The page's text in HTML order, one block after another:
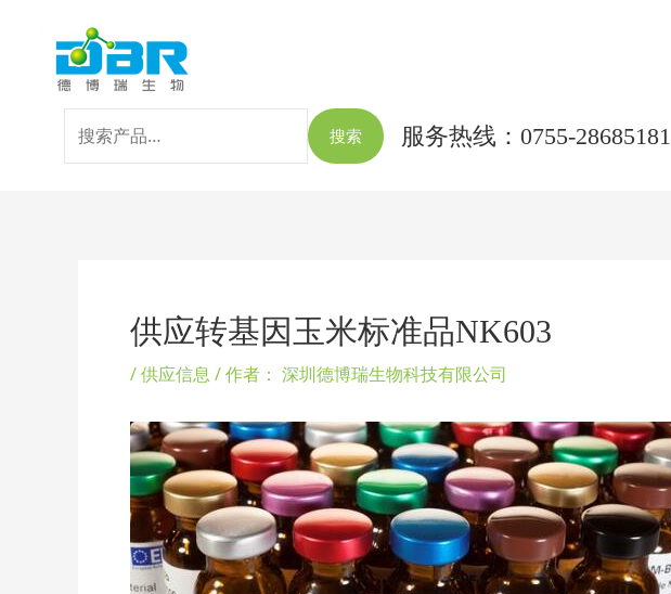
索：
搜索 服务热线：0755-28685181
供应转基因玉米标准品NK603
/供应信息 / 作者： 深圳德博瑞生物科技有限公司